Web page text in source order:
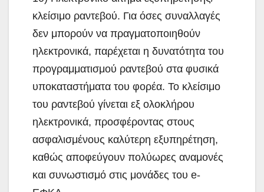
κλείσιμο ραντεβού. Για όσες συναλλαγές
δεν μπορούν να πραγματοποιηθούν
ηλεκτρονικά, παρέχεται η δυνατότητα του
προγραμματισμού ραντεβού στα φυσικά
υποκαταστήματα του φορέα. Το κλείσιμο
του ραντεβού γίνεται εξ ολοκλήρου
ηλεκτρονικά, προσφέροντας στους
ασφαλισμένους καλύτερη εξυπηρέτηση,
καθώς αποφεύγουν πολύωρες αναμονές
και συνωστισμό στις μονάδες του e-